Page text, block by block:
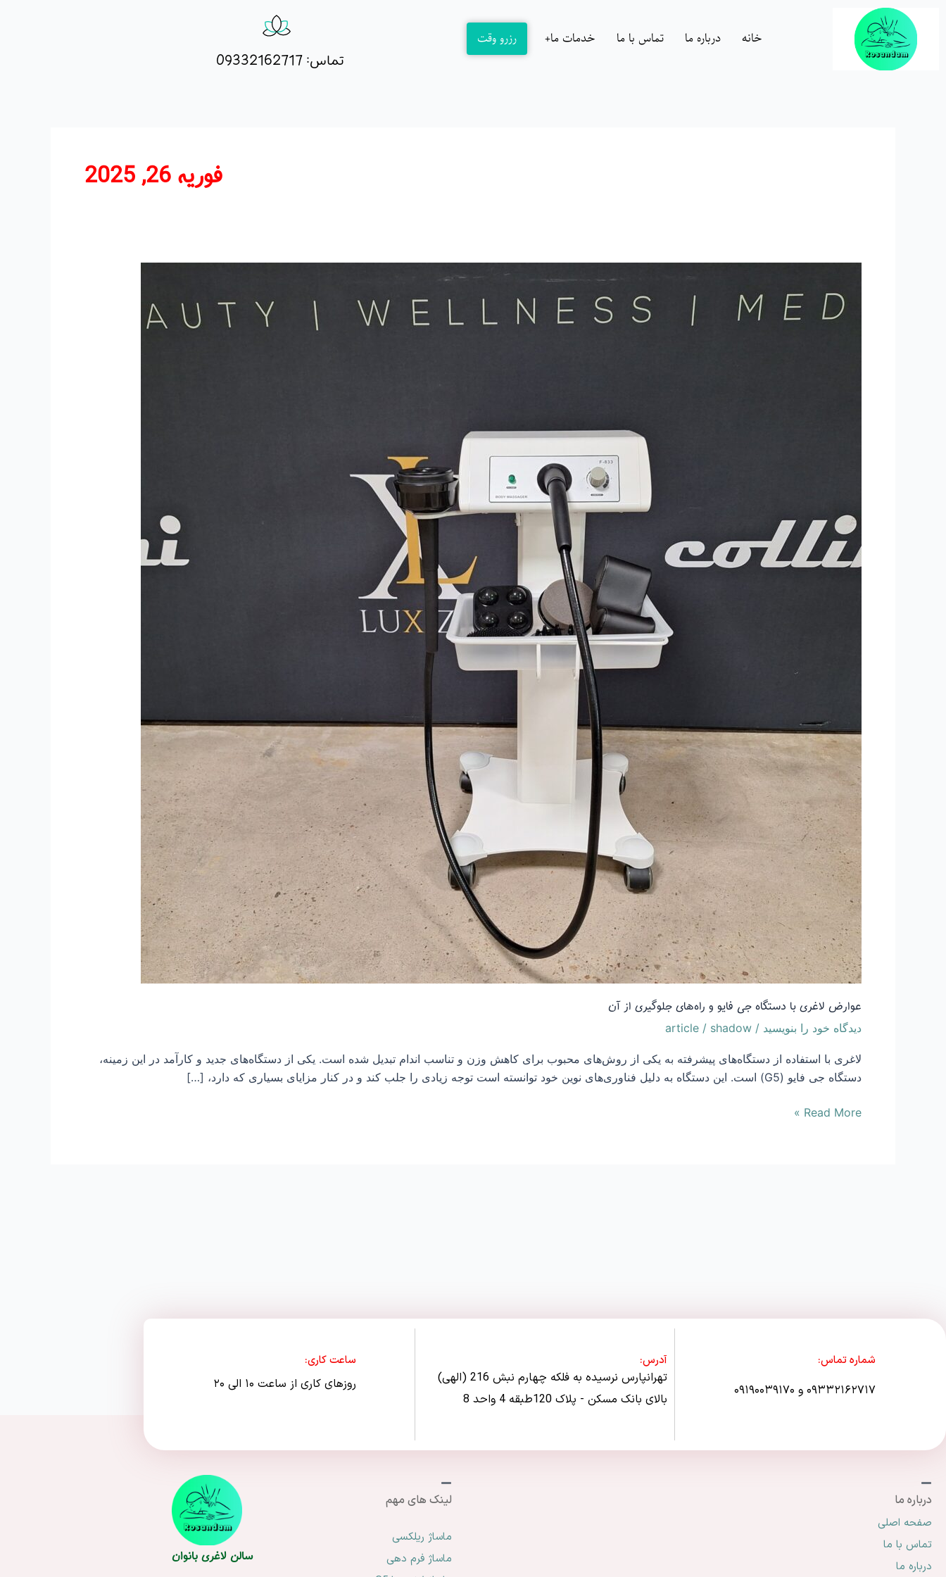
خانه درباره ما تماس با ما خدمات ما رزرو وقت
تماس: 09332162717
فوریه 26, 2025
عوارض لاغری با دستگاه جی فایو و راه‌های جلوگیری از آن
دیدگاه‌ خود را بنویسید /
article / shadow
لاغری با استفاده از دستگاه‌های پیشرفته به یکی از روش‌های محبوب برای کاهش وزن و تناسب اندام تبدیل شده است. یکی از دستگاه‌های جدید و کارآمد در این زمینه،
دستگاه جی فایو (G5) است. این دستگاه به دلیل فناوری‌های نوین خود توانسته است توجه زیادی را جلب کند و در کنار مزایای بسیاری که دارد، […]
لاغری
Read More »
شماره تماس:
۰۹۳۳۲۱۶۲۷۱۷ و ۰۹۱۹۰۰۳۹۱۷۰
آدرس:
تهرانپارس نرسیده به فلکه چهارم نبش 216 (الهی)
بالای بانک مسکن - پلاک 120طبقه 4 واحد 8
ساعت کاری:
روزهای کاری از ساعت ۱۰ الی ۲۰
درباره ما
صفحه اصلی
تماس با ما
درباره ما
لینک های مهم
ماساژ ریلکسی
ماساژ فرم دهی
سالن لاغری بانوان